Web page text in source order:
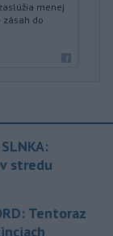
menej
zásah do
stredu
Tentoraz